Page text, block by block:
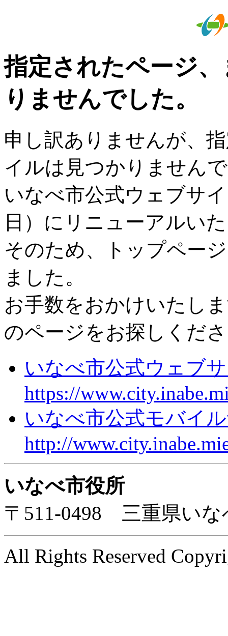
指定されたページ
りませんでした。
申し訳ありませんが、
イルは見つかりません
いなべ市公式ウェブサ
日）にリニューアルい
そのため、トップペー
ました。
お手数をおかけいたし
のページをお探しくだ
いなべ市公式ウェブ
https://
いなべ市公式モバイ
http://
いなべ市役所
〒511-0498 三重県いな
All Rights Reserved